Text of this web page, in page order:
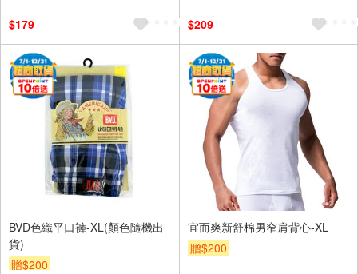
$179 $209
BVD色織平口褲-XL(顏色隨機出
貨)
贈$200
宜而爽新舒棉男窄肩背心-XL
贈$200